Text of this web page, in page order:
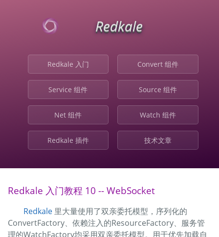
Redkale
Redkale 入门 Convert 组件
Service 组件 Source 组件
Net 组件 Watch 组件
Redkale 插件 技术文章
Redkale 入门教程 10 -- WebSocket
Redkale 里大量使用了双亲委托模型，序列化的
ConvertFactory、依赖注入的ResourceFactory、服务管
理的WatchFactory均采用双亲委托模型。用于优先加载自